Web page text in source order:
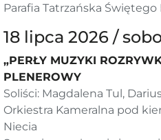
Parafia Tatrzańska Świętego
18 lipca 2026 /
„PERŁY MUZYKI
PLENEROWY
Soliści: Magdalena Tul,
Orkiestra Kameralna pod
Niecia